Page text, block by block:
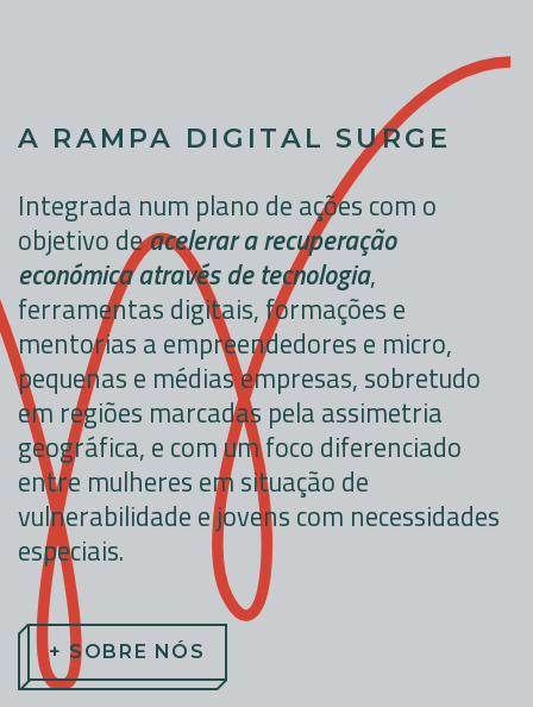
A RAMPA DIGITAL SURGE
Integrada num plano de ações com o
objetivo deacelerar a recuperação
económica através de tecnologia,
ferramentas digitais, formações e
mentorias a empreendedores e micro,
pequenas e médias empresas, sobretudo
em regiões marcadas pela assimetria
geográfica, e com um foco diferenciado
entre mulheres em situação de
vulnerabilidade e jovens com necessidades
especiais.
+ SOBRE NÓS